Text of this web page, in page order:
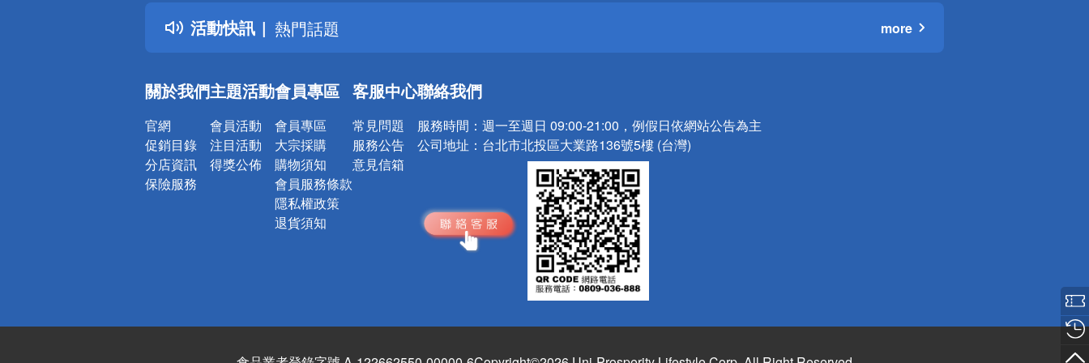
活動快訊
得獎公告
熱門話題
銀行優惠
詐騙網頁！請小心！
more
關於我們
官網
促銷目錄
分店資訊
保險服務
主題活動
會員活動
注目活動
得獎公佈
會員專區
會員專區
大宗採購
購物須知
會員服務條款
隱私權政策
退貨須知
客服中心
常見問題
服務公告
意見信箱
聯絡我們
服務時間： 週一至週日 09:00-21:00，例假日依網站公告為主
公司地址： 台北市北投區大業路136號5樓 (台灣)